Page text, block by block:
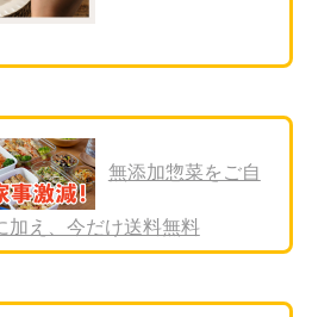
無添加惣菜をご自
加え、今だけ送料無料